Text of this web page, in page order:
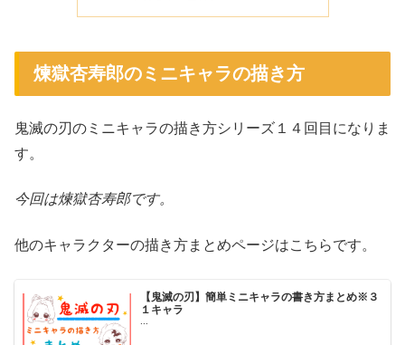
煉獄杏寿郎のミニキャラの描き方
鬼滅の刃のミニキャラの描き方シリーズ１４回目になりま
す。
今回は煉獄杏寿郎です。
他のキャラクターの描き方まとめページはこちらです。
【鬼滅の刃】簡単ミニキャラの書き方まとめ※３
１キャラ